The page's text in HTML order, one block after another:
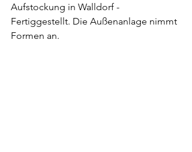
Aufstockung in Walldorf -
Fertiggestellt. Die Außenanlage nimmt
Formen an.